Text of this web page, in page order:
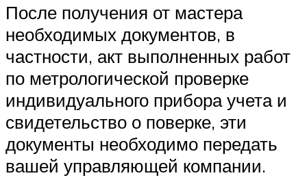
После получения от мастера
необходимых документов, в
частности, акт выполненных работ
по метрологической проверке
индивидуального прибора учета и
свидетельство о поверке, эти
документы необходимо передать
вашей управляющей компании.